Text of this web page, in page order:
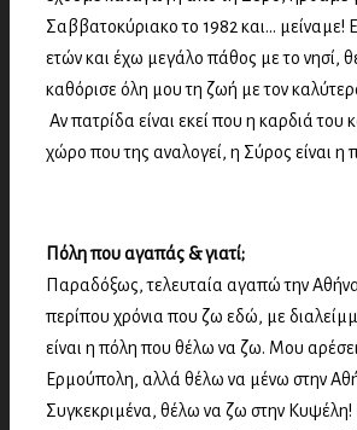
Σαββατοκύριακο το 1982 και… μείναμε!
ετών και έχω μεγάλο πάθος με το νησί,
καθόρισε όλη μου τη ζωή με τον
Αν πατρίδα είναι εκεί που η καρδιά του
χώρο που της αναλογεί, η Σύρος είναι η
Πόλη που αγαπάς & γιατί;
Παραδόξως, τελευταία αγαπώ την
περίπου χρόνια που ζω εδώ, με
είναι η πόλη που θέλω να ζω. Μου
Ερμούπολη, αλλά θέλω να μένω στην
Συγκεκριμένα, θέλω να ζω στην Κυψέλη!